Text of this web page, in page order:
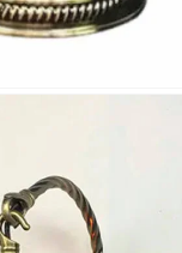
Tu mensaje.
Doy mi
para que puedan